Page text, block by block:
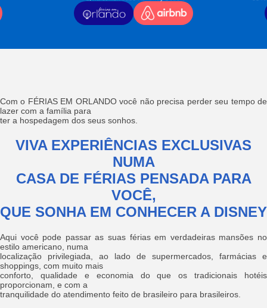
Com o FÉRIAS EM ORLANDO você não precisa perder seu tempo de
lazer com a família para
ter a hospedagem dos seus sonhos.
VIVA EXPERIÊNCIAS EXCLUSIVAS
NUMA
CASA DE FÉRIAS PENSADA PARA
VOCÊ,
QUE SONHA EM CONHECER A DISNEY
Aqui você pode passar as suas férias em verdadeiras mansões no
estilo americano, numa
localização privilegiada, ao lado de supermercados, farmácias e
shoppings, com muito mais
conforto, qualidade e economia do que os tradicionais hotéis
proporcionam, e com a
tranquilidade do atendimento feito de brasileiro para brasileiros.